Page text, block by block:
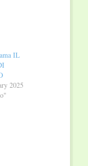
IL
2025